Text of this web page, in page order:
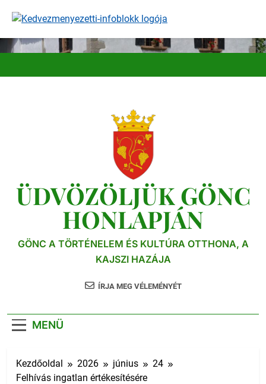
ÜDVÖZÖLJÜK GÖNC
HONLAPJÁN
GÖNC A TÖRTÉNELEM ÉS KULTÚRA OTTHONA, A
KAJSZI HAZÁJA
ÍRJA MEG VÉLEMÉNYÉT
MENÜ
Kezdőoldal 2026 június
24
Felhívás ingatlan értékesítésére